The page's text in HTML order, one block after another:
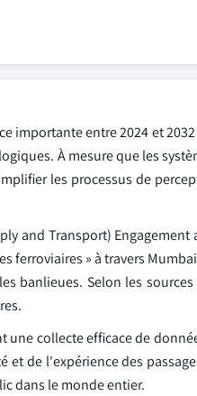
importante entre 2024 et
À mesure que les
les processus de
and Transport)
ferroviaires » à travers
banlieues. Selon les
collecte efficace de
de l'expérience des
dans le monde entier.